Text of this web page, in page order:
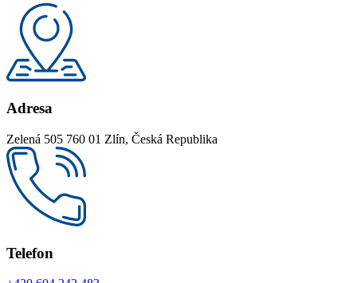
Adresa
Zelená 505 760 01 Zlín, Česká Republika
Telefon